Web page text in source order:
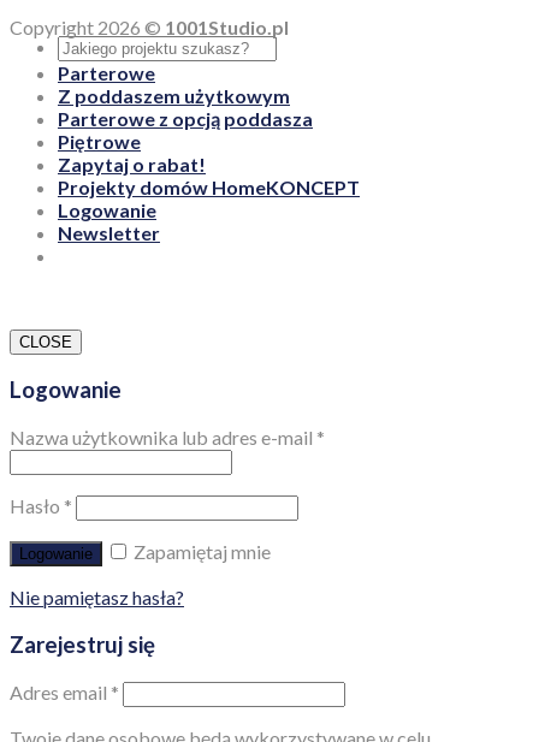
Copyright 2026 © 1001Studio.pl
Parterowe
Z poddaszem użytkowym
Parterowe z opcją poddasza
Piętrowe
Zapytaj o rabat!
Projekty domów HomeKONCEPT
Logowanie
Newsletter
CLOSE
Logowanie
Nazwa użytkownika lub adres e-mail *
Hasło *
Logowanie
Zapamiętaj mnie
Nie pamiętasz hasła?
Zarejestruj się
Adres email *
Twoje dane osobowe będą wykorzystywane w celu